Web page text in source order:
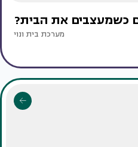
כשמעצבים את הבית?
מערכת בית ונוי